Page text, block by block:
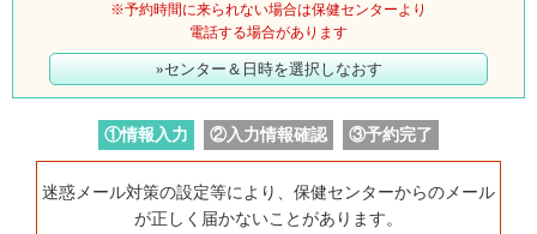
※予約時間に来られない場合は保健センターより
電話する場合があります
»センター＆日時を選択しなおす
①情報入力 ②入力情報確認 ③予約完了
迷惑メール対策の設定等により、保健センターからのメール
が正しく届かないことがあります。